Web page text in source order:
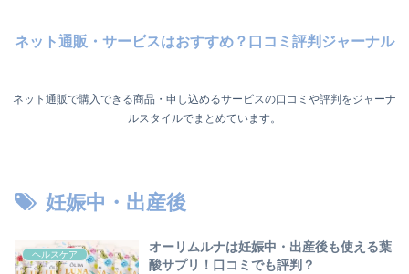
ネット通販・サービスはおすすめ？口コミ評判ジャーナル
ネット通販で購入できる商品・申し込めるサービスの口コミや評判をジャーナ
ルスタイルでまとめています。
妊娠中・出産後
ヘルスケア
オーリムルナは妊娠中・出産後も使える葉
酸サプリ！口コミでも評判？